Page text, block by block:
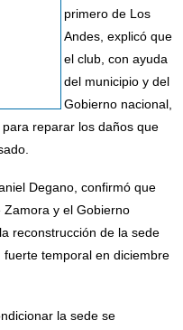
primero de Los
Andes, explicó que
el club, con ayuda
del municipio y del
Gobierno nacional,
reparar los daños que
Degano, confirmó que
Zamora y el Gobierno
reconstrucción de la sede
temporal en diciembre
la sede se